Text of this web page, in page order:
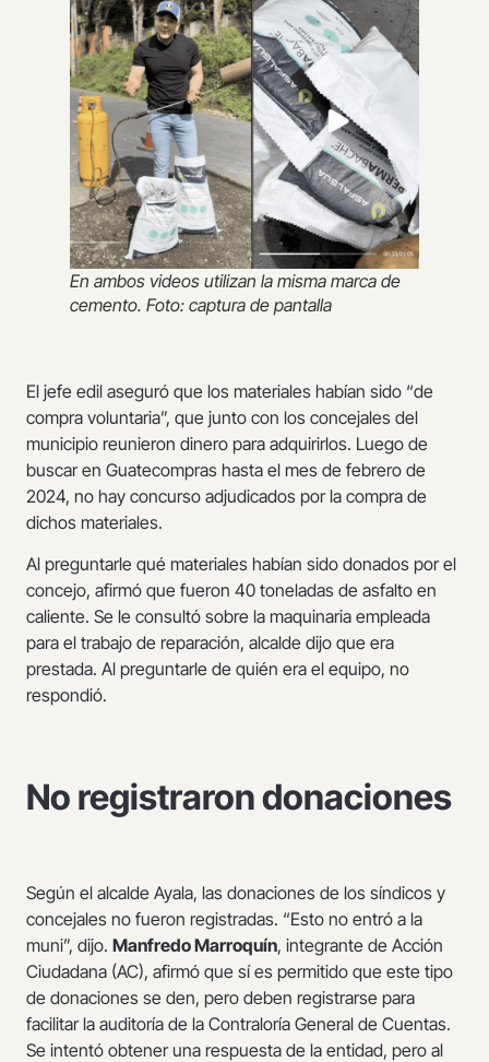
En ambos videos utilizan la misma marca de
cemento. Foto: captura de pantalla
El jefe edil aseguró que los materiales habían sido “de
compra voluntaria”, que junto con los concejales del
municipio reunieron dinero para adquirirlos. Luego de
buscar en Guatecompras hasta el mes de febrero de
2024, no hay concurso adjudicados por la compra de
dichos materiales.
Al preguntarle qué materiales habían sido donados por el
concejo, afirmó que fueron 40 toneladas de asfalto en
caliente. Se le consultó sobre la maquinaria empleada
para el trabajo de reparación, alcalde dijo que era
prestada. Al preguntarle de quién era el equipo, no
respondió.
No registraron donaciones
Según el alcalde Ayala, las donaciones de los síndicos y
concejales no fueron registradas. “Esto no entró a la
muni”, dijo. Manfredo Marroquín, integrante de Acción
Ciudadana (AC), afirmó que sí es permitido que este tipo
de donaciones se den, pero deben registrarse para
facilitar la auditoría de la Contraloría General de Cuentas.
Se intentó obtener una respuesta de la entidad, pero al